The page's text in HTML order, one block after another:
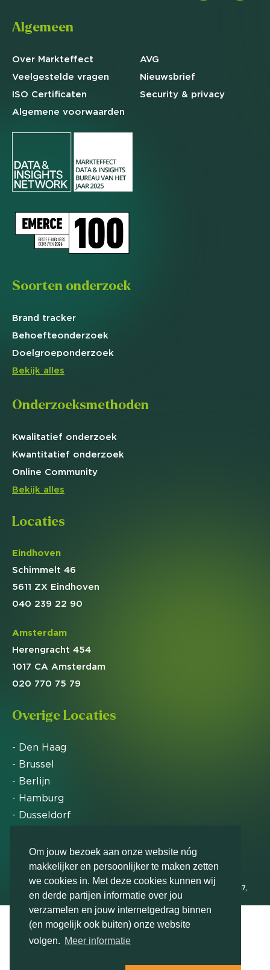
Om jouw bezoek aan onze website nóg
makkelijker en persoonlijker te maken zetten
we cookies in. Met deze cookies kunnen wij
en derde partijen informatie over jou
verzamelen en jouw internetgedrag binnen
(en mogelijk ook buiten) onze website
volgen. Meer informatie
Algemeen
Over Markteffect
Veelgestelde vragen
ISO Certificaten
Algemene voorwaarden
AVG
Nieuwsbrief
Security & privacy
Soorten onderzoek
Brand tracker
Behoefteonderzoek
Doelgroeponderzoek
Bekijk alles
Onderzoeksmethoden
Kwalitatief onderzoek
Kwantitatief onderzoek
Online Community
Bekijk alles
Locaties
Eindhoven
Schimmelt 46
5611 ZX Eindhoven
040 239 22 90
Amsterdam
Herengracht 454
1017 CA Amsterdam
020 770 75 79
Overige Locaties
- Den Haag
- Brussel
- Berlijn
- Hamburg
- Dusseldorf
Markteffect is door het Financieele Dagblad
uitgeroepen tot FD Gazelle in 2012, 2015, 2016, 2017,
2018, 2019, 2020, 2021, 2022, 2023, 2024 en 2025